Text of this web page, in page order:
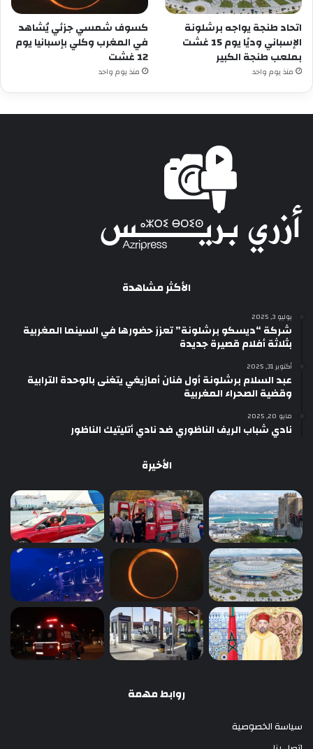
اتحاد طنجة يواجه برشلونة
الإسباني وديًا يوم 15 غشت
بملعب طنجة الكبير
منذ يوم واحد
كسوف شمسي جزئي يُشاهد
في المغرب وكلي بإسبانيا يوم
12 غشت
منذ يوم واحد
الأكثر مشاهدة
يوليو 3, 2025
شركة “ديسكو برشلونة” تعزز حضورها في السينما المغربية
بثلاثة أفلام قصيرة جديدة
أكتوبر 31, 2025
عبد السلام برشلونة أول فنان أمازيغي يتغنى بالوحدة الترابية
وقضية الصحراء المغربية
مايو 20, 2025
نادي شباب الريف الناظوري ضد نادي أتليتيك الناظور
الأخيرة
روابط مهمة
سياسة الخصوصية